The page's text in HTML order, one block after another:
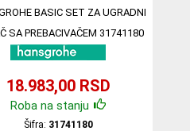
BASIC SET ZA UGRADNI
SA PREBACIVAČEM 31741180
18.983,00 RSD
Roba na stanju
Šifra: 31741180